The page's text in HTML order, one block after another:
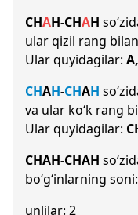
CHAH-CHAH
ular qizil rang
Ular quyidagilar:
CHAH-CHAH
va ular ko‘k rang
Ular quyidagilar:
CHAH-CHAH
bo‘g‘inlarning soni:
unlilar: 2